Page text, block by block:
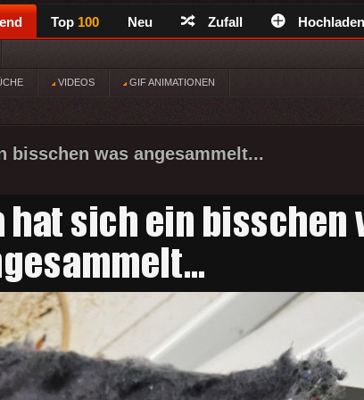
Top 100 Neu Zufall Hochladen
VIDEOS GIF ANIMATIONEN
bisschen was angesammelt...